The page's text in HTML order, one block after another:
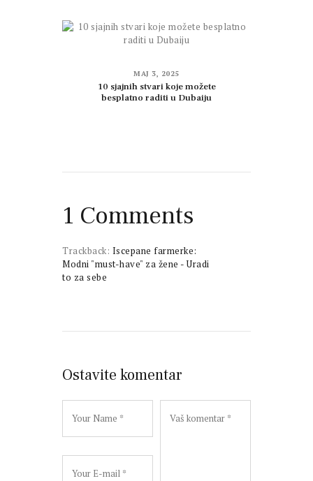
MAJ 3, 2025
10 sjajnih stvari koje možete
besplatno raditi u Dubaiju
1 Comments
Trackback: Iscepane farmerke:
Modni "must-have" za žene - Uradi
to za sebe
Ostavite komentar